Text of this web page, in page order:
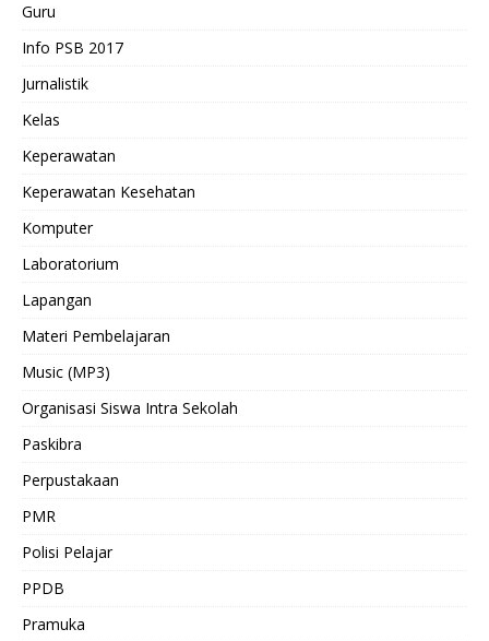
Guru
Info PSB 2017
Jurnalistik
Kelas
Keperawatan
Keperawatan Kesehatan
Komputer
Laboratorium
Lapangan
Materi Pembelajaran
Music (MP3)
Organisasi Siswa Intra Sekolah
Paskibra
Perpustakaan
PMR
Polisi Pelajar
PPDB
Pramuka